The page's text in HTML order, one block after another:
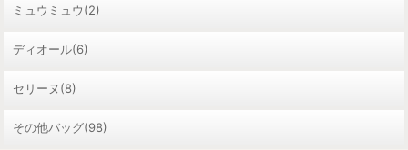
ミュウミュウ(2)
ディオール(6)
セリーヌ(8)
その他バッグ(98)